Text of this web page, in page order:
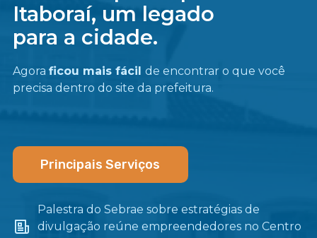
Itaboraí, um legado
para a cidade.
Agora ficou mais fácil de encontrar o que você
precisa dentro do site da prefeitura.
Principais Serviços
Palestra do Sebrae sobre estratégias de
divulgação reúne empreendedores no Centro